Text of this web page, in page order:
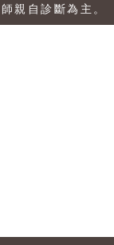
親自診斷為主。